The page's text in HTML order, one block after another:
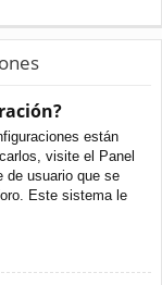
están
visite el Panel
de usuario que se
Este sistema le